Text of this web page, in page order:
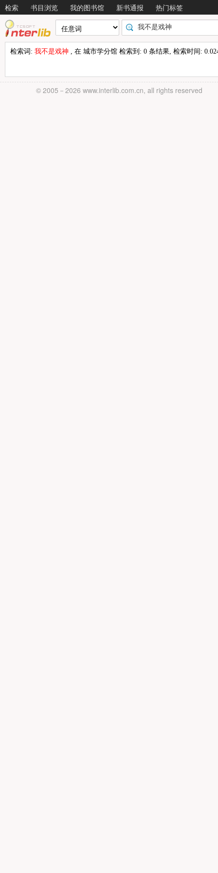
检索 书目浏览 我的图书馆 新书通报 热门标签
检索词: 我不是戏神 , 在 城市学分馆 检索到: 0 条结果, 检索时间:
© 2005－ 2026 www.interlib.com.cn, all rights reserved